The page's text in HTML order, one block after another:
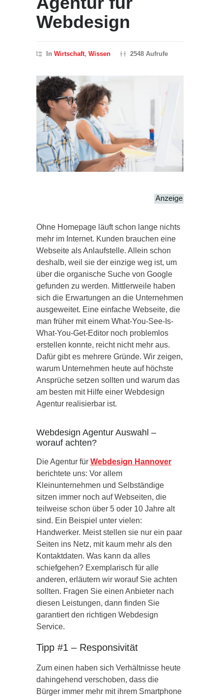
Webdesign
In Wirtschaft, Wissen 2548 Aufrufe
Ohne Homepage läuft schon lange nichts
mehr im Internet. Kunden brauchen eine
Webseite als Anlaufstelle. Allein schon
deshalb, weil sie der einzige weg ist, um
über die organische Suche von Google
gefunden zu werden. Mittlerweile haben
sich die Erwartungen an die Unternehmen
ausgeweitet. Eine einfache Webseite, die
man früher mit einem What-You-See-Is-
What-You-Get-Editor noch problemlos
erstellen konnte, reicht nicht mehr aus.
Dafür gibt es mehrere Gründe. Wir zeigen,
warum Unternehmen heute auf höchste
Ansprüche setzen sollten und warum das
am besten mit Hilfe einer Webdesign
Agentur realisierbar ist.
Webdesign Agentur Auswahl –
worauf achten?
Die Agentur für Webdesign Hannover
berichtete uns: Vor allem
Kleinunternehmen und Selbständige
sitzen immer noch auf Webseiten, die
teilweise schon über 5 oder 10 Jahre alt
sind. Ein Beispiel unter vielen:
Handwerker. Meist stellen sie nur ein paar
Seiten ins Netz, mit kaum mehr als den
Kontaktdaten. Was kann da alles
schiefgehen? Exemplarisch für alle
anderen, erläutern wir worauf Sie achten
sollten. Fragen Sie einen Anbieter nach
diesen Leistungen, dann finden Sie
garantiert den richtigen Webdesign
Service.
Tipp #1 – Responsivität
Zum einen haben sich Verhältnisse heute
dahingehend verschoben, dass die
Bürger immer mehr mit ihrem Smartphone